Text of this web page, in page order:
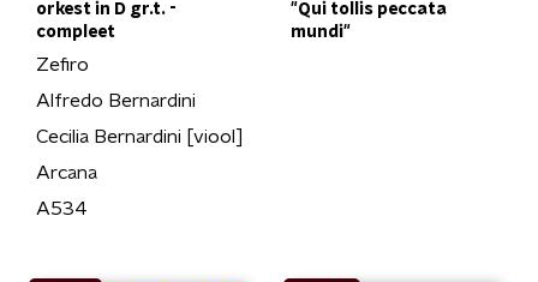
orkest in D gr.t. -
compleet
Zefiro
Alfredo Bernardini
Cecilia Bernardini [viool]
Arcana
A534
"Qui tollis peccata
mundi"